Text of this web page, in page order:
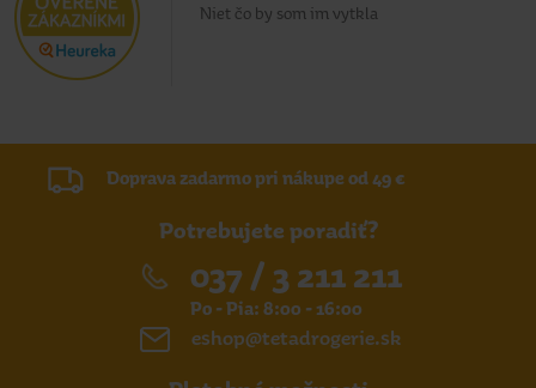
Niet čo by som im vytkla
Doprava zadarmo pri nákupe od 49 €
Potrebujete poradiť?
037 / 3 211 211
Po - Pia: 8:00 - 16:00
eshop@tetadrogerie.sk